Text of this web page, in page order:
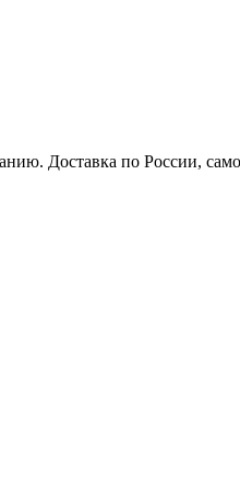
Доставка по России,